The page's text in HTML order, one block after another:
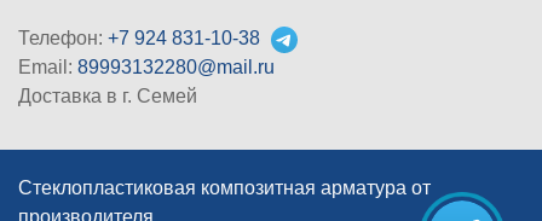
Телефон: +7 924 831-10-38
Email: 89993132280@mail.ru
Доставка в г. Семей
Стеклопластиковая композитная арматура от
производителя